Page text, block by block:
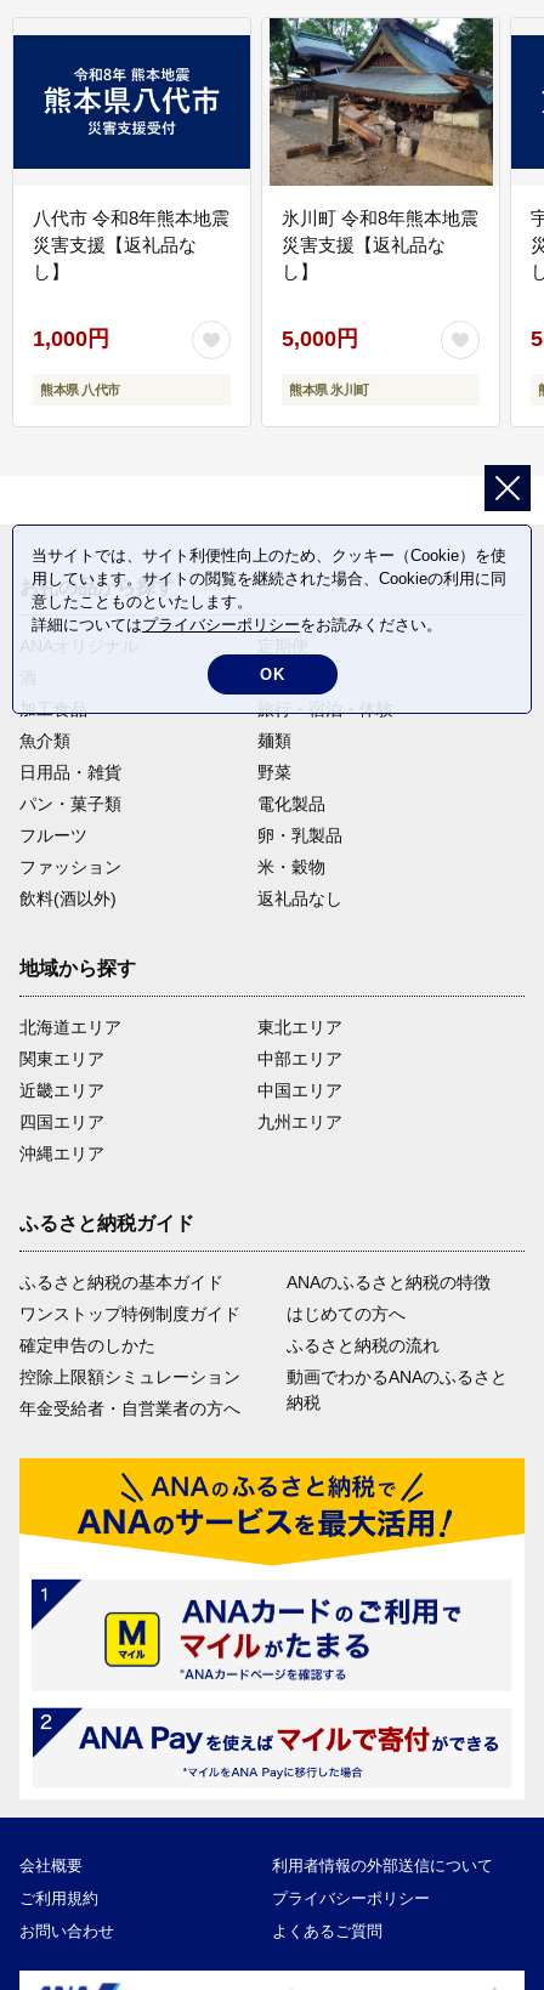
八代市 令和8年熊本地震
災害支援【返礼品な
し】
1,000円
熊本県 八代市
氷川町 令和8年熊本地震
災害支援【返礼品な
し】
5,000円
熊本県 氷川町
お礼の品から探す
肉類
加工食品
旅行・宿泊・体験
魚介類
麺類
日用品・雑貨
野菜
パン・菓子類
電化製品
フルーツ
卵・乳製品
ファッション
米・穀物
飲料(酒以外)
返礼品なし
地域から探す
北海道エリア
関東エリア
近畿エリア
四国エリア
沖縄エリア
東北エリア
中部エリア
中国エリア
九州エリア
ふるさと納税ガイド
ふるさと納税の基本ガイド
ワンストップ特例制度ガイド
確定申告のしかた
控除上限額シミュレーション
年金受給者・自営業者の方へ
ANAのふるさと納税の特徴
はじめての方へ
ふるさと納税の流れ
動画でわかるANAのふるさと
納税
会社概要
利用者情報の外部送信について
ご利用規約
プライバシーポリシー
お問い合わせ
よくあるご質問
当サイトでは、サイト利便性向上のため、クッキー（Cookie）を使
用しています。サイトの閲覧を継続された場合、Cookieの利用に同
意したことものといたします。
詳細についてはプライバシーポリシーをお読みください。
OK